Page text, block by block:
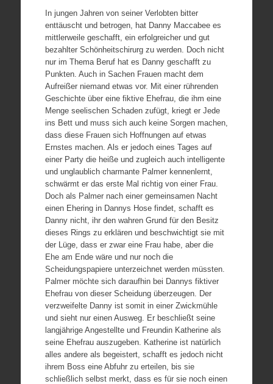
In jungen Jahren von seiner Verlobten bitter
enttäuscht und betrogen, hat Danny Maccabee es
mittlerweile geschafft, ein erfolgreicher und gut
bezahlter Schönheitschirurg zu werden. Doch nicht
nur im Thema Beruf hat es Danny geschafft zu
Punkten. Auch in Sachen Frauen macht dem
Aufreißer niemand etwas vor. Mit einer rührenden
Geschichte über eine fiktive Ehefrau, die ihm eine
Menge seelischen Schaden zufügt, kriegt er Jede
ins Bett und muss sich auch keine Sorgen machen,
dass diese Frauen sich Hoffnungen auf etwas
Ernstes machen. Als er jedoch eines Tages auf
einer Party die heiße und zugleich auch intelligente
und unglaublich charmante Palmer kennenlernt,
schwärmt er das erste Mal richtig von einer Frau.
Doch als Palmer nach einer gemeinsamen Nacht
einen Ehering in Dannys Hose findet, schafft es
Danny nicht, ihr den wahren Grund für den Besitz
dieses Rings zu erklären und beschwichtigt sie mit
der Lüge, dass er zwar eine Frau habe, aber die
Ehe am Ende wäre und nur noch die
Scheidungspapiere unterzeichnet werden müssten.
Palmer möchte sich daraufhin bei Dannys fiktiver
Ehefrau von dieser Scheidung überzeugen. Der
verzweifelte Danny ist somit in einer Zwickmühle
und sieht nur einen Ausweg. Er beschließt seine
langjährige Angestellte und Freundin Katherine als
seine Ehefrau auszugeben. Katherine ist natürlich
alles andere als begeistert, schafft es jedoch nicht
ihrem Boss eine Abfuhr zu erteilen, bis sie
schließlich selbst merkt, dass es für sie noch einen